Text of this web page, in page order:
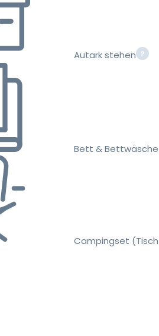
Autark stehen
Bett & Bettwäsche
Campingset (Tisch